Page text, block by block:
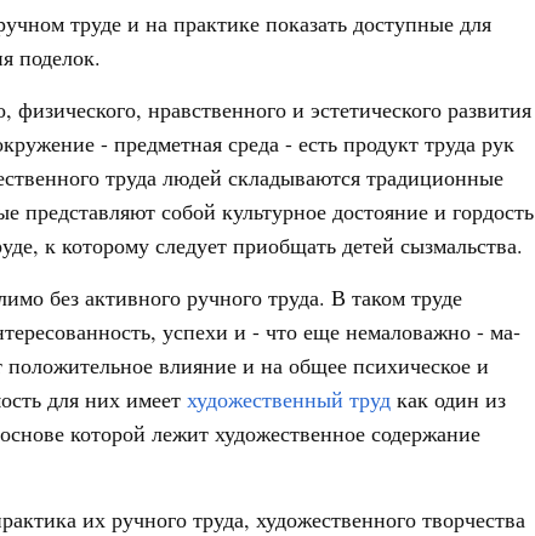
труде и на практике показать доступные для
поделок.
нрав­ственного и эстетического развития
- предметная среда - есть продукт труда рук
труда лю­дей складываются традиционные
собой культурное достояние и гордость
к которому сле­дует приобщать детей сызмальства.
без активного ручного труда. В таком труде
успехи и - что еще немаловажно - ма­
влия­ние и на общее психическое и
для них имеет художественный трудкак один из
которой лежит худо­жественное содержание
их ручного труда, художественного творчества